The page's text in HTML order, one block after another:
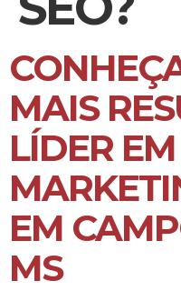
MAIS
LÍDER EM
EM
MS